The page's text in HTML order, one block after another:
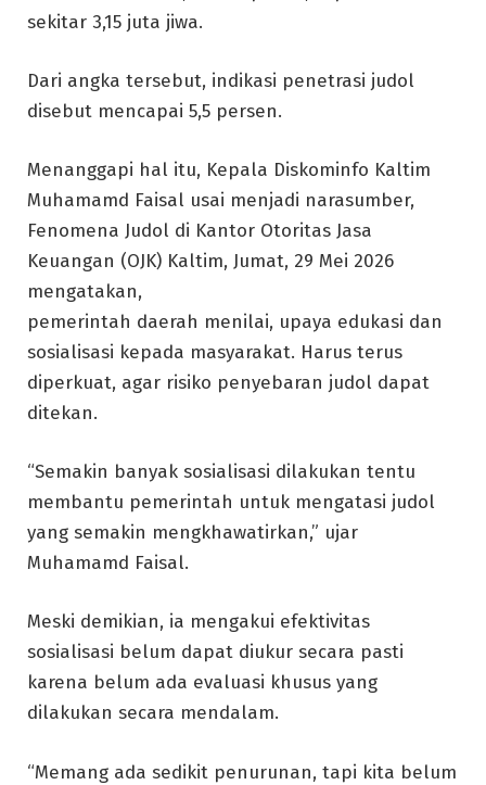
sekitar 3,15 juta jiwa.
Dari angka tersebut, indikasi penetrasi judol
disebut mencapai 5,5 persen.
Menanggapi hal itu, Kepala Diskominfo Kaltim
Muhamamd Faisal usai menjadi narasumber,
Fenomena Judol di Kantor Otoritas Jasa
Keuangan (OJK) Kaltim, Jumat, 29 Mei 2026
mengatakan,
pemerintah daerah menilai, upaya edukasi dan
sosialisasi kepada masyarakat. Harus terus
diperkuat, agar risiko penyebaran judol dapat
ditekan.
“Semakin banyak sosialisasi dilakukan tentu
membantu pemerintah untuk mengatasi judol
yang semakin mengkhawatirkan,” ujar
Muhamamd Faisal.
Meski demikian, ia mengakui efektivitas
sosialisasi belum dapat diukur secara pasti
karena belum ada evaluasi khusus yang
dilakukan secara mendalam.
“Memang ada sedikit penurunan, tapi kita belum